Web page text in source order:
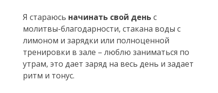
Я стараюсь начинать свой день с
молитвы-благодарности, стакана воды с
лимоном и зарядки или полноценной
тренировки в зале – люблю заниматься по
утрам, это дает заряд на весь день и задает
ритм и тонус.